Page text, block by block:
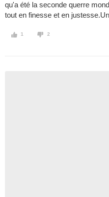
qu'a été la seconde querre
tout en finesse et en
1 2